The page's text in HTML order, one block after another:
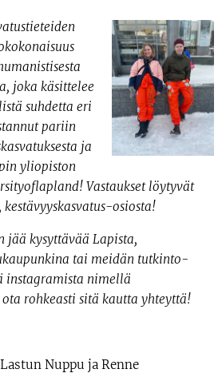
joka käsittelee
suhdetta eri
pariin
ja
yliopiston
Vastaukset löytyvät
osiosta!
jää kysyttävää Lapista,
tai meidän tutkinto-
instagramista nimellä
rohkeasti sitä kautta yhteyttä!
Nuppu ja Renne